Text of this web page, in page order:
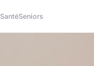
SantéSeniors